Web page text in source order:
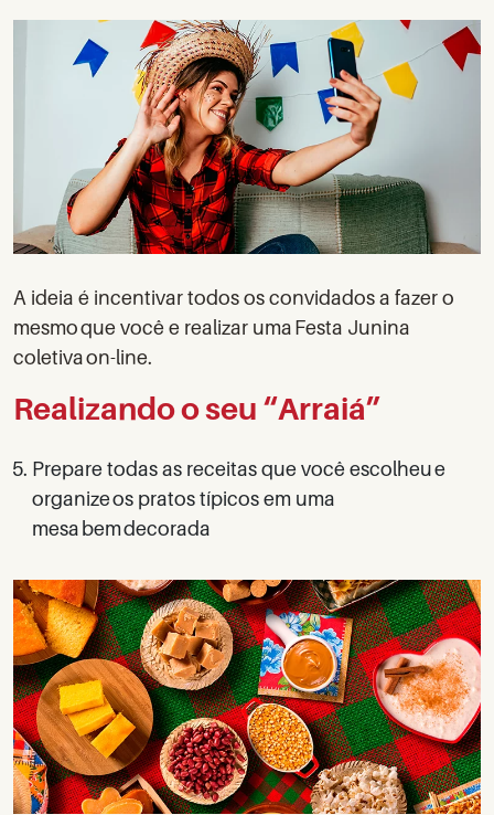
A ideia é incentivar todos os convidados a fazer o
mesmo que você e realizar uma Festa Junina
coletiva on-line.
Realizando o seu “Arraiá”
Prepare todas as receitas que você escolheu e
organize os pratos típicos em uma
mesa bem decorada